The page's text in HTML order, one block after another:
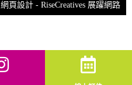
頁設計 - RiseCreatives 展躍網路